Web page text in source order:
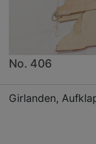
No. 406
Girlanden,